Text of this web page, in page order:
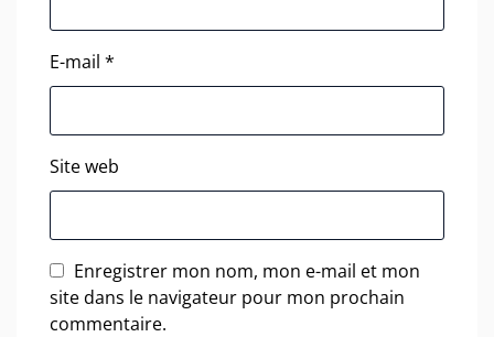
E-mail *
Site web
Enregistrer mon nom, mon e-mail et mon
site dans le navigateur pour mon prochain
commentaire.